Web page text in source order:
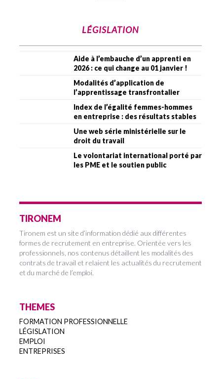
LÉGISLATION
Aide à l’embauche d’un apprenti en
2026 : ce qui change au 01 janvier !
Modalités d’application de
l’apprentissage transfrontalier
Index de l’égalité femmes-hommes
en entreprise : des résultats stables
Une web série ministérielle sur le
droit du travail
Le volontariat international porté par
les PME et le soutien public
TIRONEM
Tironem est un site d’information dédié aux différentes
formes de recrutement en entreprise. Orientée vers les
professionnels, nos contenus détaillent les modalités des
contrats de travail et relaient les actualités du recrutement
et du marché de l’emploi.
THEMES
FORMATION PROFESSIONNELLE
LÉGISLATION
EMPLOI
ENTREPRISES